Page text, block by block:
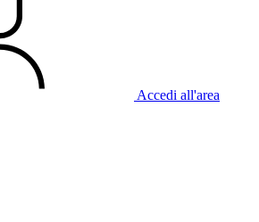
Accedi all'area